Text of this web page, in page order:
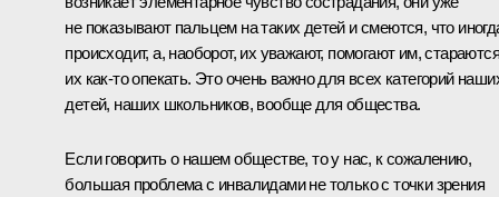
не показывают пальцем на таких детей и смеются, что
происходит, а, наоборот, их уважают, помогают им, стараются
их как‑то опекать. Это очень важно для всех категорий
детей, наших школьников, вообще для общества.
Если говорить о нашем обществе, то у нас, к сожалению,
большая проблема с инвалидами не только с точки зрения